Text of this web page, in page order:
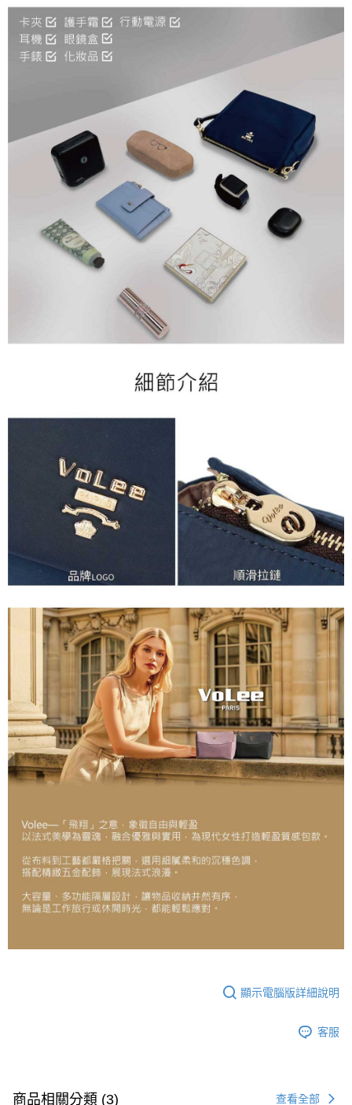
顯示電腦版詳細說明
客服
商品相關分類 (3) 查看全部